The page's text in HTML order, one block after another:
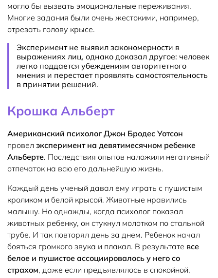
могло бы вызвать эмоциональные переживания.
Многие задания были очень жестокими, например,
отрезать голову крысе.
Эксперимент не выявил закономерности в
выражениях лиц, однако доказал другое: человек
легко поддается убеждениям авторитетного
мнения и перестает проявлять самостоятельность
в принятии решений.
Крошка Альберт
Американский психолог Джон Бродес Уотсон
провел эксперимент на девятимесячном ребенке
Альберте. Последствия опытов наложили негативный
отпечаток на всю его дальнейшую жизнь.
Каждый день ученый давал ему играть с пушистым
кроликом и белой крысой. Животные нравились
малышу. Но однажды, когда психолог показал
животных ребенку, он стукнул молотком по стальной
трубе. И так повторял день за днем. Ребенок начал
бояться громкого звука и плакал. В результате все
белое и пушистое ассоциировалось у него со
страхом, даже если предъявлялось в спокойной,